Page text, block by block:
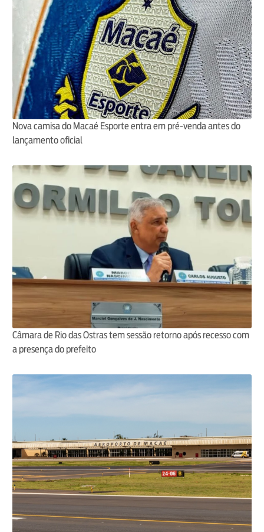
Nova camisa do Macaé Esporte entra em pré-venda antes do
lançamento oficial
Câmara de Rio das Ostras tem sessão retorno após recesso com
a presença do prefeito